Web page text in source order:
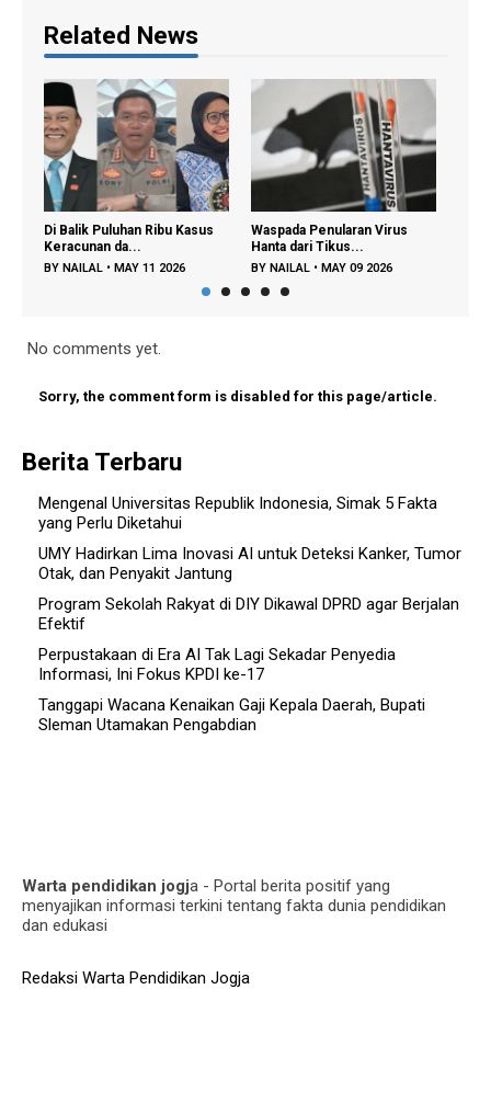
Related News
Di Balik Puluhan Ribu Kasus
Keracunan da...
BY NAILAL • MAY 11 2026
Waspada Penularan Virus
Hanta dari Tikus...
BY NAILAL • MAY 09 2026
No comments yet.
Sorry, the comment form is disabled for this page/article.
Berita Terbaru
Mengenal Universitas Republik Indonesia, Simak 5 Fakta
yang Perlu Diketahui
UMY Hadirkan Lima Inovasi AI untuk Deteksi Kanker, Tumor
Otak, dan Penyakit Jantung
Program Sekolah Rakyat di DIY Dikawal DPRD agar Berjalan
Efektif
Perpustakaan di Era AI Tak Lagi Sekadar Penyedia
Informasi, Ini Fokus KPDI ke-17
Tanggapi Wacana Kenaikan Gaji Kepala Daerah, Bupati
Sleman Utamakan Pengabdian
Warta pendidikan jogja - Portal berita positif yang
menyajikan informasi terkini tentang fakta dunia pendidikan
dan edukasi
Redaksi Warta Pendidikan Jogja